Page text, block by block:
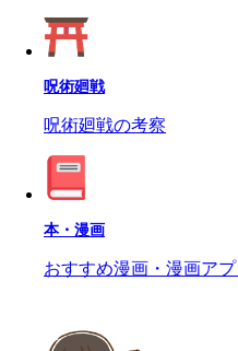
呪術廻戦
呪術廻戦の考察
本・漫画
おすすめ漫画・漫画ア